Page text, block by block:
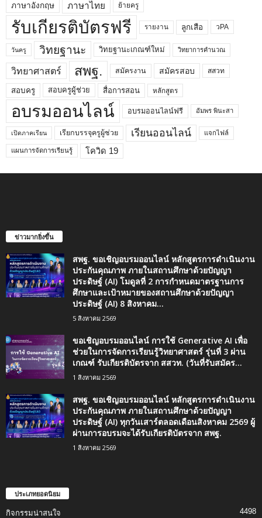
ภาษาอังกฤษ ภาษาไทย ย้ายครู
รับเกียรติบัตรฟรี รายงาน ลูกเสือ วPA
วันครู วิทยฐานะ วิทยฐานะเกณฑ์ใหม่ วิทยาการคำนวณ
วิทยาศาสตร์ สพฐ. สมัครงาน สมัครสอบ สสวท
สอบครู สอบครูผู้ช่วย สื่อการสอน หลักสูตร
อบรมออนไลน์ อบรมออนไลน์ฟรี อัมพร พินะสา
เปิดภาคเรียน เรียกบรรจุครูผู้ช่วย เรียนออนไลน์ แจกไฟล์
แผนการจัดการเรียนรู้ โควิด 19
ข่าวมากยิ่งขึ้น
สพฐ. ขอเชิญอบรมออนไลน์ หลักสูตรการดำเนินงาน
ประกันคุณภาพ ภายในสถานศึกษาด้วยปัญญา
ประดิษฐ์ (AI) โมดูลที่ 2 การกำหนดมาตรฐานการ
ศึกษาและเป้าหมายของสถานศึกษาด้วยปัญญา
ประดิษฐ์ (AI) 8 สิงหาคม...
5 สิงหาคม 2569
ขอเชิญอบรมออนไลน์ การใช้ Generative AI เพื่อ
ช่วยในการจัดการเรียนรู้วิทยาศาสตร์ รุ่นที่ 3 ผ่าน
เกณฑ์ รับเกียรติบัตรจาก สสวท. (วันที่รับสมัคร...
1 สิงหาคม 2569
สพฐ. ขอเชิญอบรมออนไลน์ หลักสูตรการดำเนินงาน
ประกันคุณภาพ ภายในสถานศึกษาด้วยปัญญา
ประดิษฐ์ (AI) ทุกวันเสาร์ตลอดเดือนสิงหาคม 2569 ผู้
ผ่านการอบรมจะได้รับเกียรติบัตรจาก สพฐ.
1 สิงหาคม 2569
ประเภทยอดนิยม
กิจกรรมน่าสนใจ 4498